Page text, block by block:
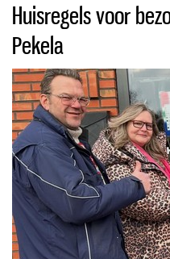
Huisregels voor
Pekela